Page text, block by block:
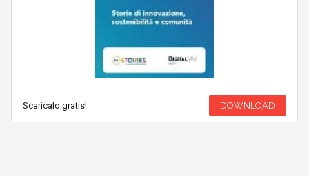
Scaricalo gratis! DOWNLOAD